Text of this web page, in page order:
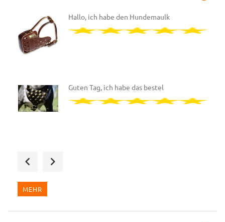
Hallo, ich habe den Hundemaulk
Guten Tag, ich habe das bestel
MEHR